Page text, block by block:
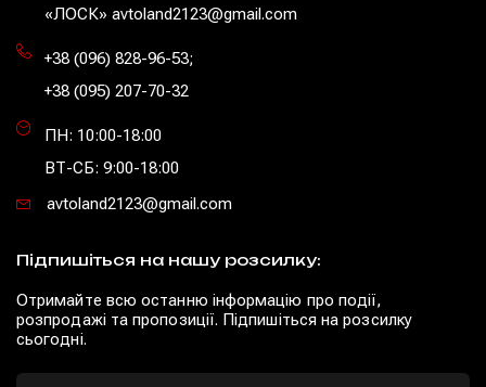
«ЛОСК» avtoland2123@gmail.com
+38 (096) 828-96-53;
+38 (095) 207-70-32
ПН: 10:00-18:00
ВТ-СБ: 9:00-18:00
avtoland2123@gmail.com
Підпишіться на нашу розсилку:
Отримайте всю останню інформацію про події,
розпродажі та пропозиції. Підпишіться на розсилку
сьогодні.